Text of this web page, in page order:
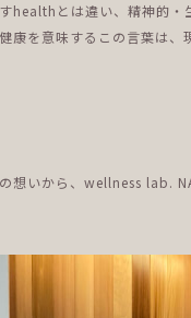
healthとは違い、精神的・
康を意味するこの言葉は、
想いから、wellness lab.